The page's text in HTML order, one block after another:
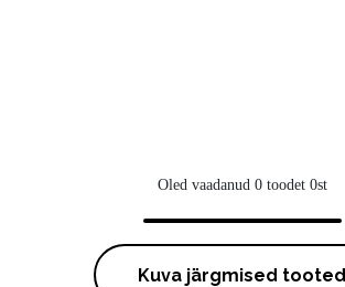
Oled vaadanud 0 toodet 0st
Kuva järgmised tooted